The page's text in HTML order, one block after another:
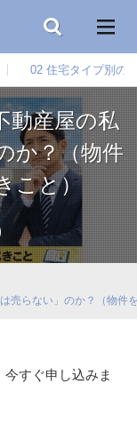
02 住宅タイプ別の
動産屋の私
か？（物件
こと）
売らない」のか？（物件
今すぐ申し込みま